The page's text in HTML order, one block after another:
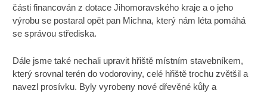
části financován z dotace Jihomoravského kraje a o jeho
výrobu se postaral opět pan Michna, který nám léta pomáhá
se správou střediska.
Dále jsme také nechali upravit hřiště místním stavebníkem,
který srovnal terén do vodoroviny, celé hřiště trochu zvětšil a
navezl prosívku. Byly vyrobeny nové dřevěné kůly a